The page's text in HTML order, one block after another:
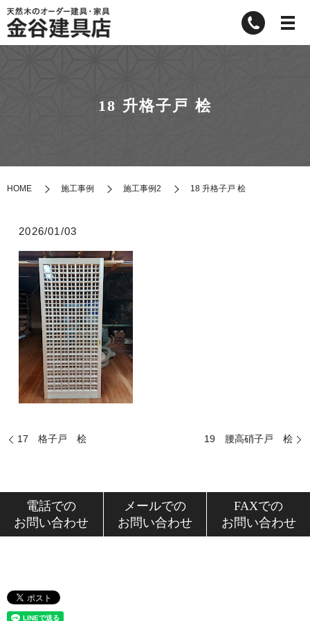
18 升格子戸 桧
HOME 施工事例 施工事例2 18 升格子戸 桧
2026/01/03
17 格子戸 桧 19 腰高硝子戸 桧
電話での
お問い合わせ
メールでの
お問い合わせ
FAXでの
お問い合わせ